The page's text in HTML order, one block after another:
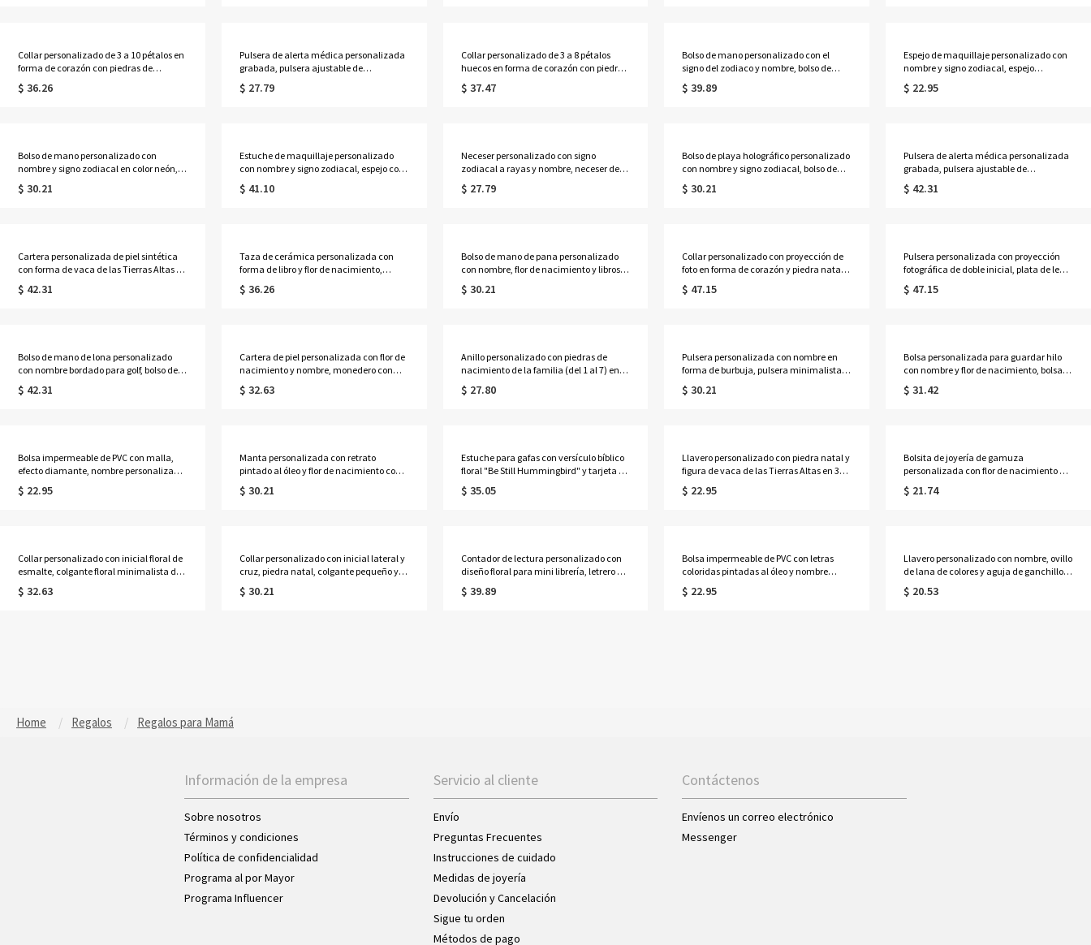
Collar personalizado de 3 a 10 pétalos en
forma de corazón con piedras de
nacimiento y nombres, delicada joyería
floral familiar, regalo de cumpleaños/Día
$ 36.26
Pulsera de alerta médica personalizada
grabada, pulsera ajustable de
identificación médica de contacto de
emergencia, regalo de
$ 27.79
Collar personalizado de 3 a 8 pétalos
huecos en forma de corazón con piedras
de nacimiento y nombres, delicada
joyería floral familiar, regalo de
$ 37.47
Bolso de mano personalizado con el
signo del zodiaco y nombre, bolso de
lona de gran capacidad, ideal para el
día a día, regalo de cumpleaños para
$ 39.89
Espejo de maquillaje personalizado con
nombre y signo zodiacal, espejo
compacto doble con aumento 1x/2x,
regalo de cumpleaños/boda para
$ 22.95
Bolso de mano personalizado con
nombre y signo zodiacal en color neón,
bolso de playa de PVC transparente con
asas de cuerda, regalo de
$ 30.21
Estuche de maquillaje personalizado
con nombre y signo zodiacal, espejo con
luz LED de tres colores, joyero de viaje,
regalo de cumpleaños para
$ 41.10
Neceser personalizado con signo
zodiacal a rayas y nombre, neceser de
viaje, regalo de cumpleaños/boda para
ella/damas de honor/mujeres/amantes
$ 27.79
Bolso de playa holográfico personalizado
con nombre y signo zodiacal, bolso de
mano transparente iridiscente de PVC
impermeable, recuerdo de fiesta para
$ 30.21
Pulsera de alerta médica personalizada
grabada, pulsera ajustable de
identificación médica de contacto de
emergencia, regalo para
$ 42.31
Cartera personalizada de piel sintética
con forma de vaca de las Tierras Altas y
nombre, bolso de mano con cremallera
para mujer, regalo de cumpleaños para
$ 42.31
Taza de cerámica personalizada con
forma de libro y flor de nacimiento,
multicolor, 355 ml, ideal para café o té.
Regalo de cumpleaños o graduación
$ 36.26
Bolso de mano de pana personalizado
con nombre, flor de nacimiento y libros,
bolso de gran capacidad con cremallera
y bolsillos laterales, regalo de
$ 30.21
Collar personalizado con proyección de
foto en forma de corazón y piedra natal,
collar delicado de plata de ley 925 con
imagen, regalo de
$ 47.15
Pulsera personalizada con proyección
fotográfica de doble inicial, plata de ley
925, delicada pulsera con imagen oculta
en el interior, joyería apilable
$ 47.15
Bolso de mano de lona personalizado
con nombre bordado para golf, bolso de
mano para mujer con ribete en
contraste, bolso de estilo preppy para
$ 42.31
Cartera de piel personalizada con flor de
nacimiento y nombre, monedero con
bloqueo RFID y múltiples ranuras para
tarjetas, regalo de cumpleaños/Día de la
$ 32.63
Anillo personalizado con piedras de
nacimiento de la familia (del 1 al 7) en
múltiples formas, anillo apilable en
forma de
$ 27.80
Pulsera personalizada con nombre en
forma de burbuja, pulsera minimalista
ajustable con letra, regalo de
cumpleaños para mujer.
$ 30.21
Bolsa personalizada para guardar hilo
con nombre y flor de nacimiento, bolsa
de tela Oxford de gran capacidad para
herramientas de ganchillo, regalo de
$ 31.42
Bolsa impermeable de PVC con malla,
efecto diamante, nombre personalizado
y alfabeto de flores de nacimiento, ideal
para la playa, vacaciones, cumpleaños o
$ 22.95
Manta personalizada con retrato
pintado al óleo y flor de nacimiento con
nombre, manta de franela/sherpa para
cama o sofá, decoración del hogar,
$ 30.21
Estuche para gafas con versículo bíblico
floral "Be Still Hummingbird" y tarjeta de
felicitación, bolsa de almacenamiento
portátil de tela acolchada para gafas de
$ 35.05
Llavero personalizado con piedra natal y
figura de vaca de las Tierras Altas en 3D
con etiqueta grabada, llavero de resina
con figura de vaca escocesa, adorno
$ 22.95
Bolsita de joyería de gamuza
personalizada con flor de nacimiento y
nombre, bolsa de almacenamiento
portátil para pendientes, anillos y
$ 21.74
Collar personalizado con inicial floral de
esmalte, colgante floral minimalista de
plata de ley 925 para superponer, regalo
de cumpleaños para mamá/mujer.
$ 32.63
Collar personalizado con inicial lateral y
cruz, piedra natal, colgante pequeño y
delicado de plata de ley 925, joyería
religiosa, regalo de cumpleaños para
$ 30.21
Contador de lectura personalizado con
diseño floral para mini librería, letrero de
madera en miniatura para contar el
objetivo de lectura anual, regalo para
$ 39.89
Bolsa impermeable de PVC con letras
coloridas pintadas al óleo y nombre
personalizado, ideal para la playa o
como regalo de vacaciones, cumpleaños
$ 22.95
Llavero personalizado con nombre, ovillo
de lana de colores y aguja de ganchillo,
llavero de punto acrílico, regalo de
cumpleaños/Día de la Madre para
$ 20.53
Home Regalos Regalos para Mamá
Información de la empresa
Sobre nosotros
Términos y condiciones
Política de confidencialidad
Programa al por Mayor
Programa Influencer
Servicio al cliente
Envío
Preguntas Frecuentes
Instrucciones de cuidado
Medidas de joyería
Devolución y Cancelación
Sigue tu orden
Métodos de pago
Contáctenos
Envíenos un correo electrónico
Messenger